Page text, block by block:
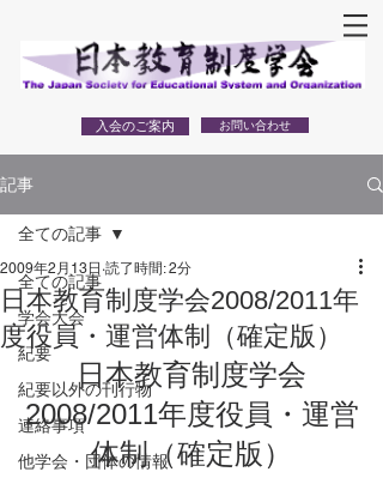
入会のご案内 お問い合わせ
記事
全ての記事
学会大会
紀要
紀要以外の刊行物
連絡事項
他学会・団体の情報
全ての記事
日本教育制度学会2008/2011年
度役員・運営体制（確定版）
2009年2月13日 読了時間: 2分
日本教育制度学会
2008/2011年度役員・運営
体制（確定版）